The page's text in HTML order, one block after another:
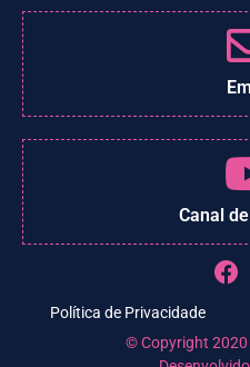
Canal
Política de Privacidade
© Copyright